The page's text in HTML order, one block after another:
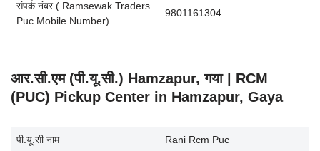
संपर्क नंबर ( Ramsewak Traders
Puc Mobile Number)
9801161304
आर.सी.एम (पी.यू.सी.) Hamzapur, गया | RCM
(PUC) Pickup Center in Hamzapur, Gaya
पी.यू.सी नाम Rani Rcm Puc